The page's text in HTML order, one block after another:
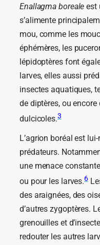
Enallagma boreale est
s’alimente
mou, comme les
éphémères, les
lépidoptères font
larves, elles aussi
insectes aquatiques,
de diptères, ou
dulcicoles.3
L’agrion boréal est
prédateurs.
une menace
ou pour les larves.6
des araignées, des
d’autres zygoptères.
grenouilles et
redouter les autres